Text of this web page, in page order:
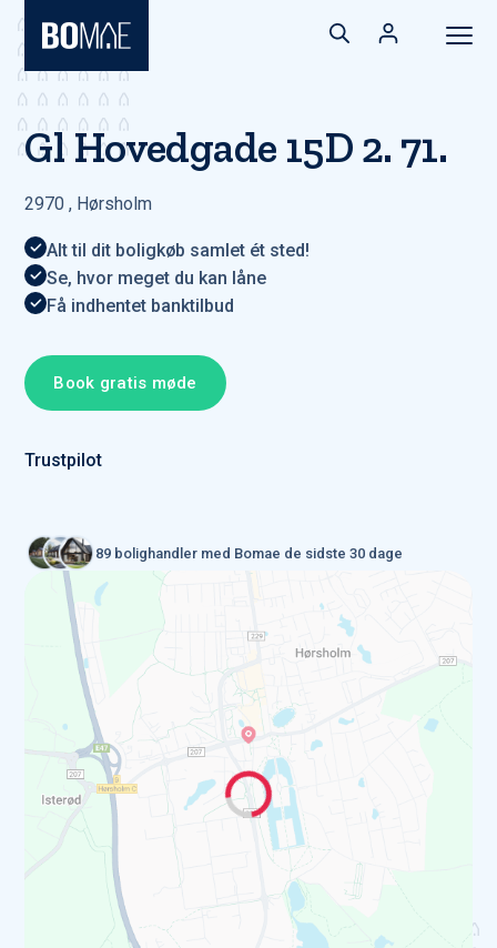
Gl Hovedgade 15D 2. 71.
2970 , Hørsholm
Alt til dit boligkøb samlet ét sted!
Se, hvor meget du kan låne
Få indhentet banktilbud
Book gratis møde
Trustpilot
89 bolighandler med Bomae de sidste 30 dage